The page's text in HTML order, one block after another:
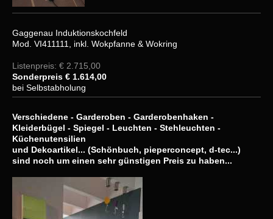
Gaggenau Induktionskochfeld
Mod. VI411111, inkl. Wokpfanne & Wokring
Listenpreis: € 2.715,00
Sonderpreis € 1.614,00
bei Selbstabholung
Verschiedene - Garderoben - Garderobenhaken -
Kleiderbügel - Spiegel - Leuchten - Stehleuchten -
Küchenutensilien
und Dekoartikel... (Schönbuch, pieperconcept, d-tec...)
sind noch um einen sehr günstigen Preis zu haben...